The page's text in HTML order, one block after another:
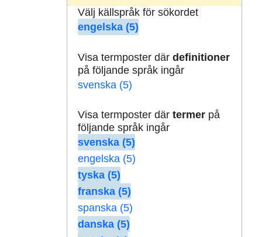
Välj källspråk för sökordet
engelska (5)
Visa termposter där definitioner
på följande språk ingår
svenska (5)
Visa termposter där termerpå
följande språk ingår
svenska (5)
engelska (5)
tyska (5)
franska (5)
spanska (5)
danska (5)